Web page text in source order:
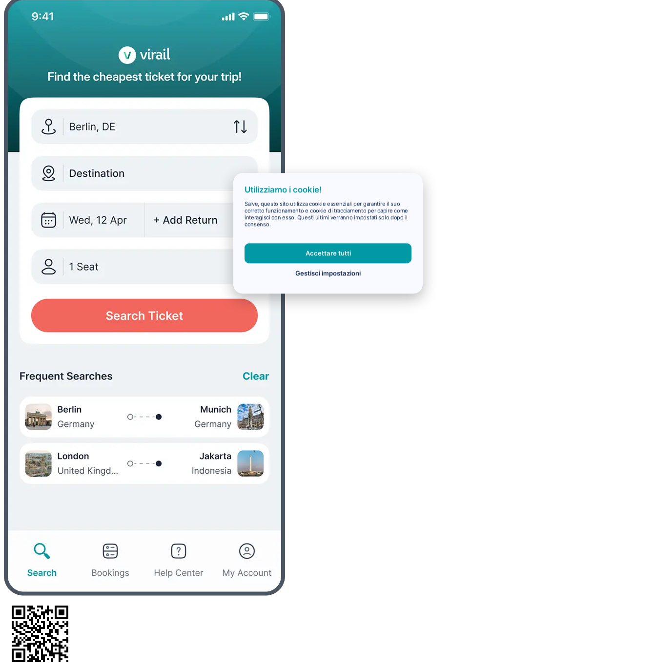
Utilizziamo i cookie!
Salve, questo sito utilizza cookie essenziali per garantire il suo
corretto funzionamento e cookie di tracciamento per capire come
interagisci con esso. Questi ultimi verranno impostati solo dopo il
consenso.
Accettare tutti
Gestisci impostazioni